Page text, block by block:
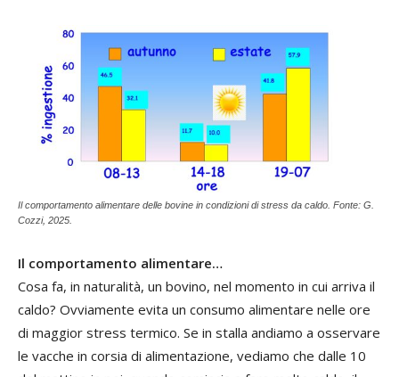
Il comportamento alimentare delle bovine in condizioni di stress da caldo. Fonte: G.
Cozzi, 2025.
Il comportamento alimentare…
Cosa fa, in naturalità, un bovino, nel momento in cui arriva il
caldo? Ovviamente evita un consumo alimentare nelle ore
di maggior stress termico. Se in stalla andiamo a osservare
le vacche in corsia di alimentazione, vediamo che dalle 10